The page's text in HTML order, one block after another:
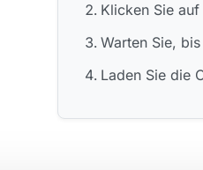
Klicken Sie
Warten Sie,
Laden Sie die